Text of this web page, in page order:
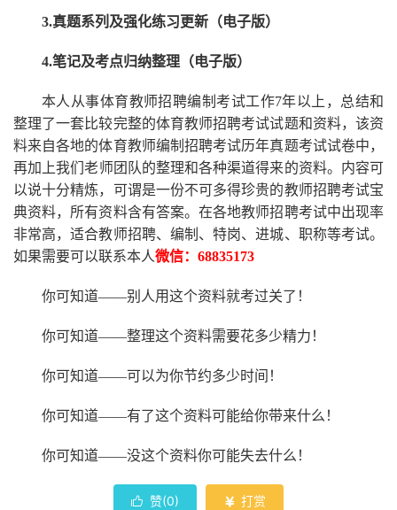
3.真题系列及强化练习更新（电子版）
4.笔记及考点归纳整理（电子版）
本人从事体育教师招聘编制考试工作7年以上，总结和
整理了一套比较完整的体育教师招聘考试试题和资料，该资
料来自各地的体育教师编制招聘考试历年真题考试试卷中，
再加上我们老师 团队的整理和各种渠道得来的资料。内容可
以说十分精炼，可谓是一份不可多得珍贵的教师招聘考试宝
典资料，所有资料含有答案。在各地教师招聘考试中出现率
非常高，适合教师招聘、编制、特岗、进城、职称等考试。
如果需要可以联系本人微信： 68835173
你可知道——别人用这个资料就考过关了！
你可知道——整理这个资料需要花多少精力 ！
你可知道——可以为你节约多少时间！
你可知道——有了这个资料可能给你带来什么！
你可知道——没这个资料你可能失去什么 ！
 赞(0)  打赏